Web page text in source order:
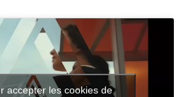
accepter les cookies de